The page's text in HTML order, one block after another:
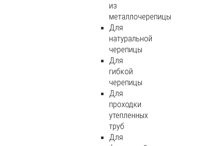
из
металлочерепицы
Для
натуральной
черепицы
Для
гибкой
черепицы
Для
проходки
утепленных
труб
Для